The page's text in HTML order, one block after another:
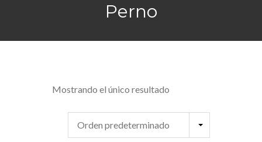
Perno
Mostrando el único resultado